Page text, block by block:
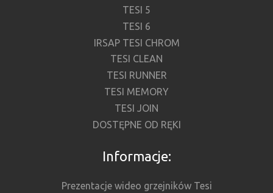
TESI 5
TESI 6
IRSAP TESI CHROM
TESI CLEAN
TESI RUNNER
TESI MEMORY
TESI JOIN
DOSTĘPNE OD RĘKI
Informacje:
Prezentacje wideo grzejników Tesi